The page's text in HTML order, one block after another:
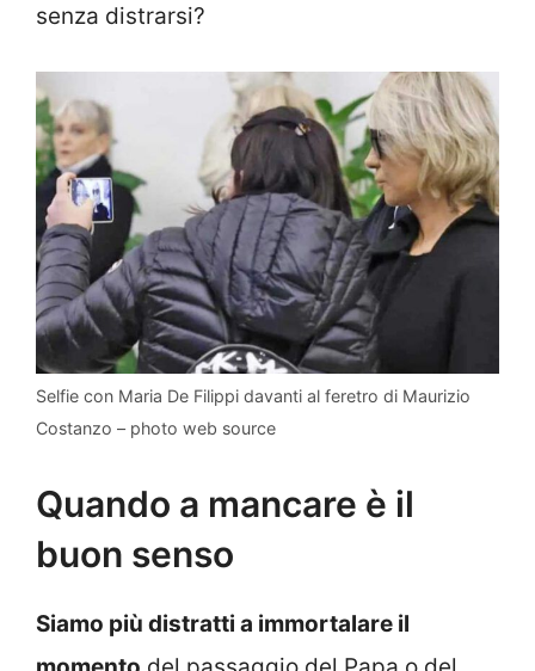
senza distrarsi?
Selfie con Maria De Filippi davanti al feretro di Maurizio
Costanzo – photo web source
Quando a mancare è il
buon senso
Siamo più distratti a immortalare il